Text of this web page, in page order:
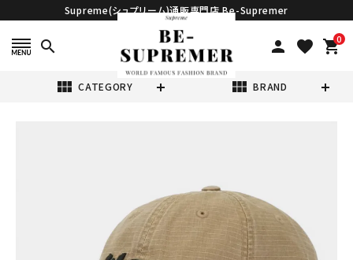
Supreme(シュプリーム)通販専門店 Be-Supremer
search person favorite 0
shopping_cart
view_module CATEGORY view_module BRAND